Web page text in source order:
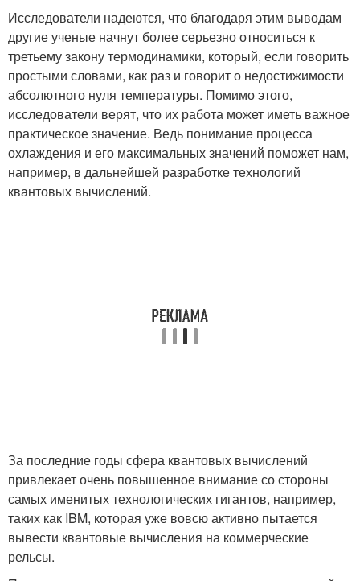
Исследователи надеются, что благодаря этим выводам
другие ученые начнут более серьезно относиться к
третьему закону термодинамики, который, если говорить
простыми словами, как раз и говорит о недостижимости
абсолютного нуля температуры. Помимо этого,
исследователи верят, что их работа может иметь важное
практическое значение. Ведь понимание процесса
охлаждения и его максимальных значений поможет нам,
например, в дальнейшей разработке технологий
квантовых вычислений.
За последние годы сфера квантовых вычислений
привлекает очень повышенное внимание со стороны
самых именитых технологических гигантов, например,
таких как IBM, которая уже вовсю активно пытается
вывести квантовые вычисления на коммерческие
рельсы.